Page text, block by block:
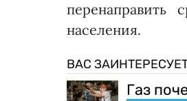
населения.
ВАС
Газ